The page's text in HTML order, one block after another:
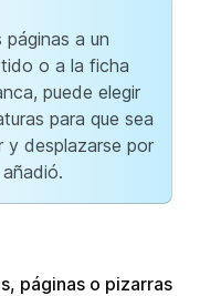
páginas a un
o a la ficha
puede elegir
para que sea
y desplazarse por
páginas o pizarras